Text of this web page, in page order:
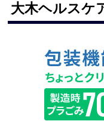
大木ヘルスケ